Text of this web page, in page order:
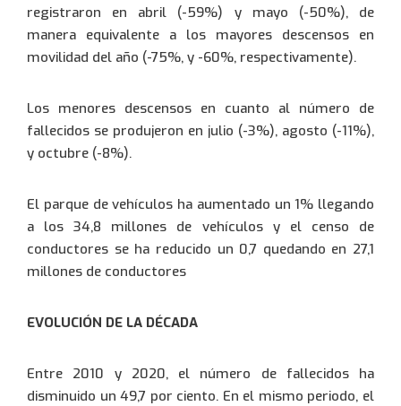
registraron en abril (-59%) y mayo (-50%), de
manera equivalente a los mayores descensos en
movilidad del año (-75%, y -60%, respectivamente).
Los menores descensos en cuanto al número de
fallecidos se produjeron en julio (-3%), agosto (-11%),
y octubre (-8%).
El parque de vehículos ha aumentado un 1% llegando
a los 34,8 millones de vehículos y el censo de
conductores se ha reducido un 0,7 quedando en 27,1
millones de conductores
EVOLUCIÓN DE LA DÉCADA
Entre 2010 y 2020, el número de fallecidos ha
disminuido un 49,7 por ciento. En el mismo periodo, el